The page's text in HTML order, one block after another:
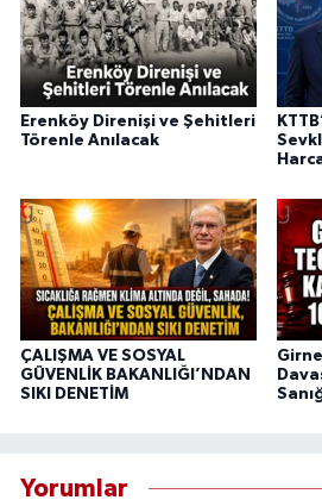
Erenköy Direnişi ve Şehitleri
Törenle Anılacak
ÇALIŞMA VE SOSYAL
GÜVENLİK BAKANLIĞI’NDAN
SIKI DENETİM
Yorumlar